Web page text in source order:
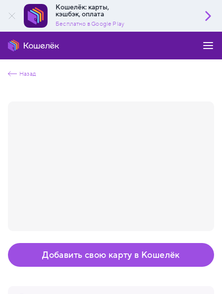
Кошелёк: карты,
кэшбэк, оплата
Бесплатно в Google Play
Назад
Добавить свою карту в Кошелёк